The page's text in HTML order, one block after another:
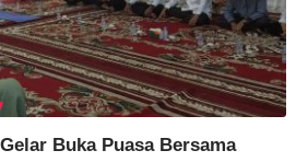
Buka Puasa Bersama